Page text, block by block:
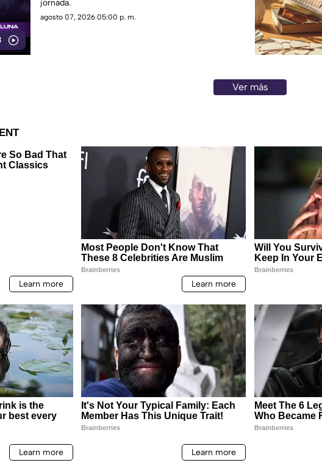
jornada.
agosto 07, 2026 05:00 p. m.
Ver más